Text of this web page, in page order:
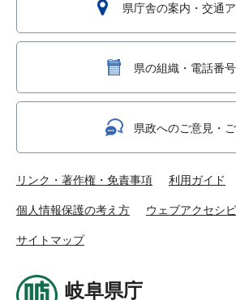
県庁舎の案内・交通
県の組織・電話番
県政へのご意見・
リンク・著作権・免責事項 利用ガイド
個人情報保護の考え方 ウェブアクセシ
サイトマップ
岐阜県庁